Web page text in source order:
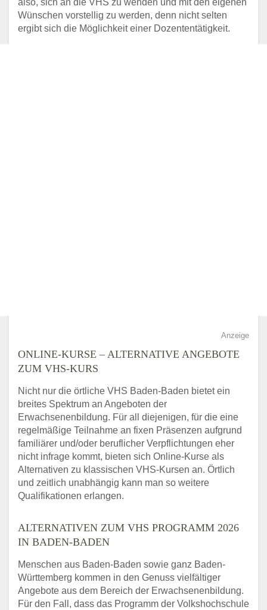
also, sich an die VHS zu wenden und mit den eigenen
Wünschen vorstellig zu werden, denn nicht selten
ergibt sich die Möglichkeit einer Dozententätigkeit.
Anzeige
ONLINE-KURSE – ALTERNATIVE ANGEBOTE
ZUM VHS-KURS
Nicht nur die örtliche VHS Baden-Baden bietet ein
breites Spektrum an Angeboten der
Erwachsenenbildung. Für all diejenigen, für die eine
regelmäßige Teilnahme an fixen Präsenzen aufgrund
familiärer und/oder beruflicher Verpflichtungen eher
nicht infrage kommt, bieten sich Online-Kurse als
Alternativen zu klassischen VHS-Kursen an. Örtlich
und zeitlich unabhängig kann man so weitere
Qualifikationen erlangen.
ALTERNATIVEN ZUM VHS PROGRAMM 2026
IN BADEN-BADEN
Menschen aus Baden-Baden sowie ganz Baden-
Württemberg kommen in den Genuss vielfältiger
Angebote aus dem Bereich der Erwachsenenbildung.
Für den Fall, dass das Programm der Volkshochschule